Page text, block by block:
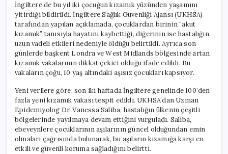
için
İngiltere’de bu yıl iki çocuğun kızamık yüzünden yaşamını
yitirdiği bildirildi. İngiltere Sağlık Güvenliği Ajansı (UKHSA)
tarafından yapılan açıklamada, çocuklardan birinin “akut
kızamık” tanısıyla hayatını kaybettiği, diğerinin ise hastalığın
uzun vadeli etkileri nedeniyle öldüğü belirtildi. Ayrıca son
günlerde başkent Londra ve West Midlands bölgesinde artan
kızamık vakalarının dikkat çekici olduğu ifade edildi. Bu
vakaların çoğu, 10 yaş altındaki aşısız çocukları kapsıyor.
Yeni verilere göre, son iki haftada İngiltere genelinde 100’den
fazla yeni kızamık vakası tespit edildi. UKHSA’dan Uzman
Epidemiyolog Dr. Vanessa Saliba, hastalığın ülkenin çeşitli
bölgelerinde yayılmaya devam ettiğini vurguladı. Saliba,
ebeveynlere çocuklarının aşılarının güncel olduğundan emin
olmaları çağrısında bulunarak, bu aşıların kızamığa karşı en
etkili ve güvenli koruma sağladığını belirtti.